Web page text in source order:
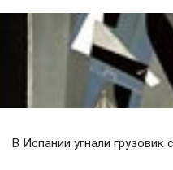
В Испании угнали грузовик